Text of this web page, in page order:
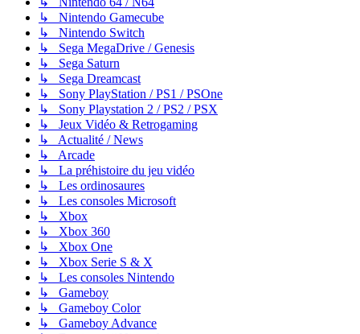
↳ Nintendo Gamecube
↳ Nintendo Switch
↳ Sega MegaDrive / Genesis
↳ Sega Saturn
↳ Sega Dreamcast
↳ Sony PlayStation / PS1 / PSOne
↳ Sony Playstation 2 / PS2 / PSX
↳ Jeux Vidéo & Retrogaming
↳ Actualité / News
↳ Arcade
↳ La préhistoire du jeu vidéo
↳ Les ordinosaures
↳ Les consoles Microsoft
↳ Xbox
↳ Xbox 360
↳ Xbox One
↳ Xbox Serie S & X
↳ Les consoles Nintendo
↳ Gameboy
↳ Gameboy Color
↳ Gameboy Advance